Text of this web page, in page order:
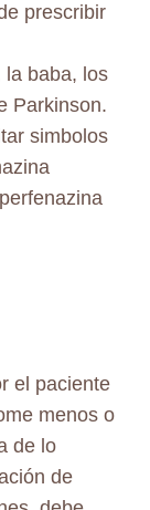
prescribir
la baba, los
Parkinson.
simbolos
el paciente
menos o
de lo
de